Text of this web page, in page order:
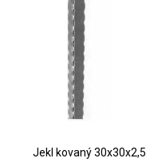
Jekl kovaný 30x30x2,5